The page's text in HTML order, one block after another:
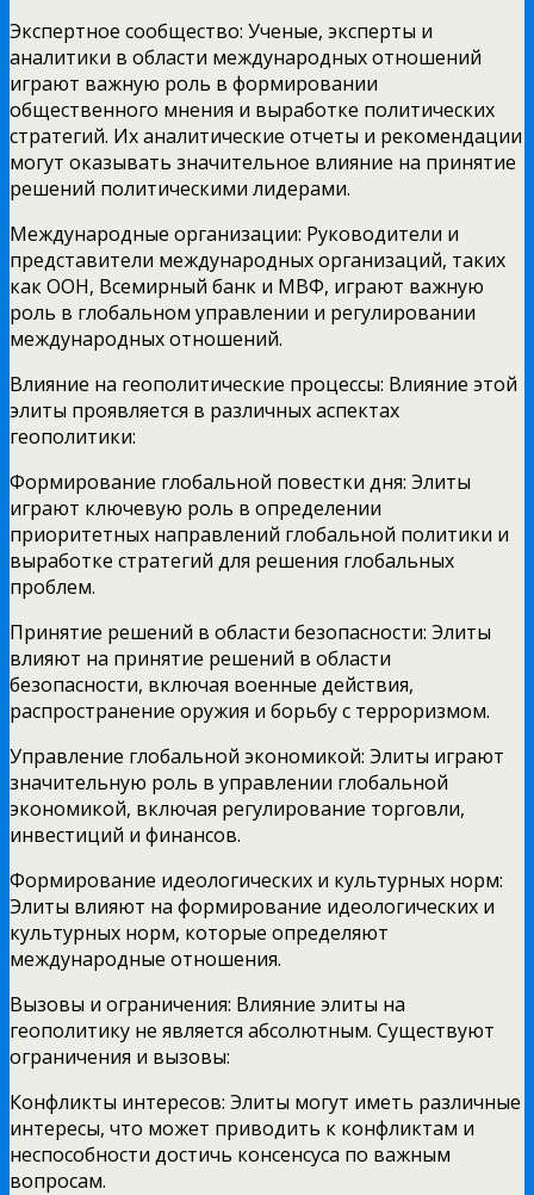
Экспертное сообщество: Ученые, эксперты и
аналитики в области международных отношений
играют важную роль в формировании
общественного мнения и выработке политических
стратегий. Их аналитические отчеты и рекомендации
могут оказывать значительное влияние на принятие
решений политическими лидерами.
Международные организации: Руководители и
представители международных организаций, таких
как ООН, Всемирный банк и МВФ, играют важную
роль в глобальном управлении и регулировании
международных отношений.
Влияние на геополитические процессы: Влияние этой
элиты проявляется в различных аспектах
геополитики:
Формирование глобальной повестки дня: Элиты
играют ключевую роль в определении
приоритетных направлений глобальной политики и
выработке стратегий для решения глобальных
проблем.
Принятие решений в области безопасности: Элиты
влияют на принятие решений в области
безопасности, включая военные действия,
распространение оружия и борьбу с терроризмом.
Управление глобальной экономикой: Элиты играют
значительную роль в управлении глобальной
экономикой, включая регулирование торговли,
инвестиций и финансов.
Формирование идеологических и культурных норм:
Элиты влияют на формирование идеологических и
культурных норм, которые определяют
международные отношения.
Вызовы и ограничения: Влияние элиты на
геополитику не является абсолютным. Существуют
ограничения и вызовы:
Конфликты интересов: Элиты могут иметь различные
интересы, что может приводить к конфликтам и
неспособности достичь консенсуса по важным
вопросам.